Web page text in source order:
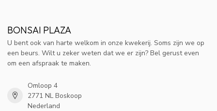
BONSAI PLAZA
U bent ook van harte welkom in onze kwekerij. Soms zijn we op
een beurs. Wilt u zeker weten dat we er zijn? Bel gerust even
om een afspraak te maken.
Omloop 4
2771 NL Boskoop
Nederland